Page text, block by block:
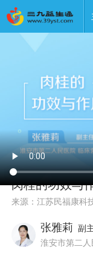
肉桂的功效与
来源： 江苏民福康科
张雅莉 副
淮安市第二